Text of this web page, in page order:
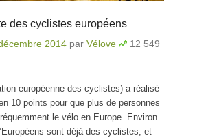
des cyclistes européens
2014 par Vélove
12 549
européenne des cyclistes) a réalisé
10 points pour que plus de personnes
le vélo en Europe. Environ
sont déjà des cyclistes, et